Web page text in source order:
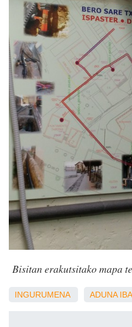
Bisitan erakutsitako mapa
INGURUMENA ADUNA